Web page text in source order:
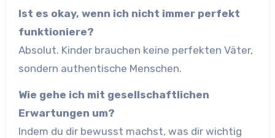
Ist es okay, wenn ich nicht immer perfekt
funktioniere?
Absolut. Kinder brauchen keine perfekten Väter,
sondern authentische Menschen.
Wie gehe ich mit gesellschaftlichen
Erwartungen um?
Indem du dir bewusst machst, was dir wichtig